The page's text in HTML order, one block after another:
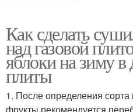
Как сделать
над газовой
яблоки на зиму в
плиты
1. После определения